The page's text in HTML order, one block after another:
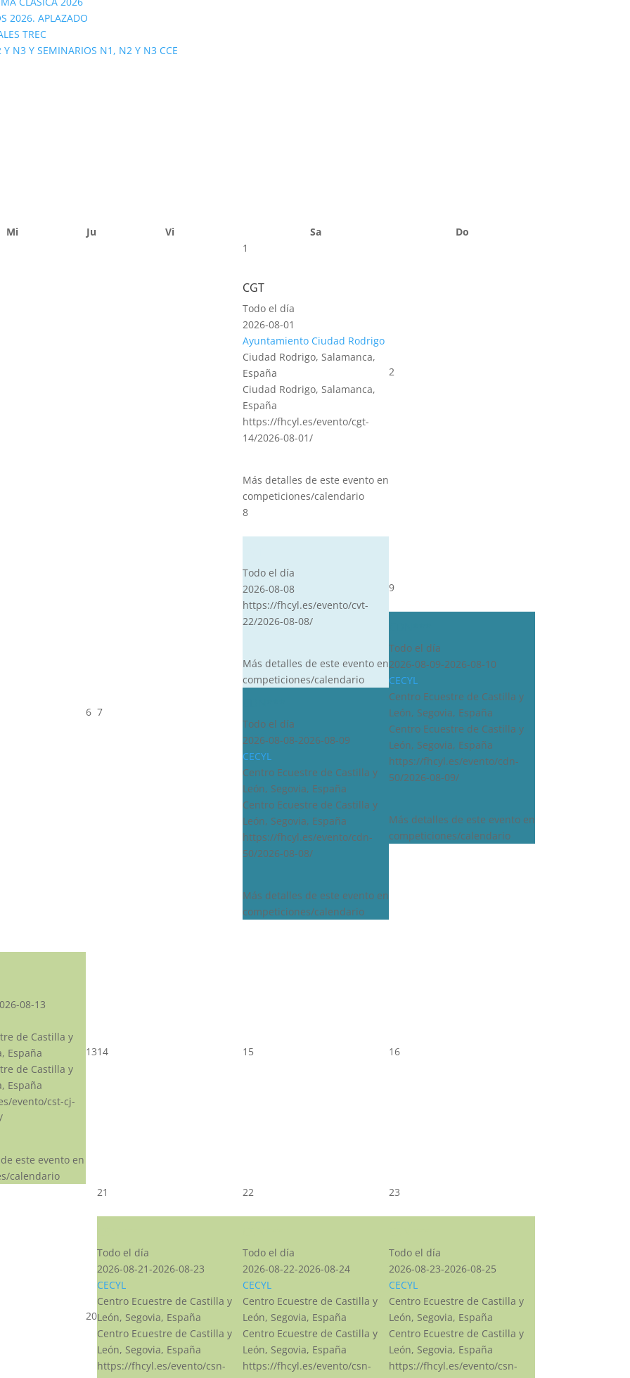
2026. APLAZADO
TREC
N3 Y SEMINARIOS N1, N2 Y N3 CCE
Mi Ju Vi Sa
Do
1
CGT
Todo el día
2026-08-01
Ayuntamiento Ciudad Rodrigo
Ciudad Rodrigo, Salamanca,
España
Ciudad Rodrigo, Salamanca,
España
https://fhcyl.es/evento/cgt-
14/2026-08-01/
Más detalles de este evento en
competiciones/calendario
2
6 7
8
Todo el día
2026-08-08
https://fhcyl.es/evento/cvt-
22/2026-08-08/
Más detalles de este evento en
competiciones/calendario
Todo el día
2026-08-08-2026-08-09
CECYL
Centro Ecuestre de Castilla y
León, Segovia, España
Centro Ecuestre de Castilla y
León, Segovia, España
https://fhcyl.es/evento/cdn-
50/2026-08-08/
Más detalles de este evento en
competiciones/calendario
9
Todo el día
2026-08-09-2026-08-10
CECYL
Centro Ecuestre de Castilla y
León, Segovia, España
Centro Ecuestre de Castilla y
León, Segovia, España
https://fhcyl.es/evento/cdn-
50/2026-08-09/
Más detalles de este evento en
competiciones/calendario
08-13
de Castilla y
España
de Castilla y
España
evento/cst-cj-
este evento en
calendario
1314 15 16
20
21
Todo el día
2026-08-21-2026-08-23
CECYL
Centro Ecuestre de Castilla y
León, Segovia, España
Centro Ecuestre de Castilla y
León, Segovia, España
https://fhcyl.es/evento/csn-
22
Todo el día
2026-08-22-2026-08-24
CECYL
Centro Ecuestre de Castilla y
León, Segovia, España
Centro Ecuestre de Castilla y
León, Segovia, España
https://fhcyl.es/evento/csn-
23
Todo el día
2026-08-23-2026-08-25
CECYL
Centro Ecuestre de Castilla y
León, Segovia, España
Centro Ecuestre de Castilla y
León, Segovia, España
https://fhcyl.es/evento/csn-